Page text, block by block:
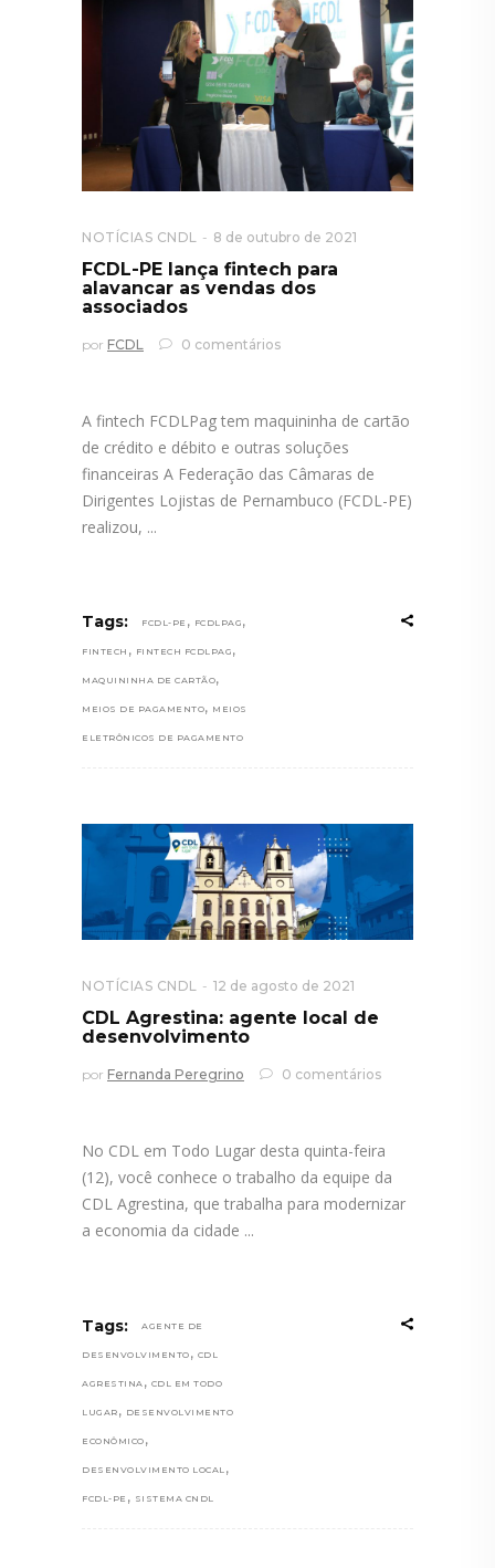
NOTÍCIAS CNDL 8 de outubro de 2021
FCDL-PE lança fintech para
alavancar as vendas dos
associados
por FCDL 0 comentários
A fintech FCDLPag tem maquininha de cartão
de crédito e débito e outras soluções
financeiras A Federação das Câmaras de
Dirigentes Lojistas de Pernambuco (FCDL-PE)
realizou,
Tags: FCDL-PE , FCDLPAG ,
FINTECH , FINTECH FCDLPAG ,
MAQUININHA DE CARTÃO,
MEIOS DE PAGAMENTO, MEIOS
ELETRÔNICOS DE PAGAMENTO
NOTÍCIAS CNDL 12 de agosto de 2021
CDL Agrestina: agente local de
desenvolvimento
por Fernanda Peregrino 0 comentários
No CDL em Todo Lugar desta quinta-feira
(12), você conhece o trabalho da equipe da
CDL Agrestina, que trabalha para modernizar
a economia da cidade
Tags: AGENTE DE
DESENVOLVIMENTO , CDL
AGRESTINA , CDL EM TODO
LUGAR , DESENVOLVIMENTO
ECONÔMICO ,
DESENVOLVIMENTO LOCAL ,
FCDL-PE , SISTEMA CNDL